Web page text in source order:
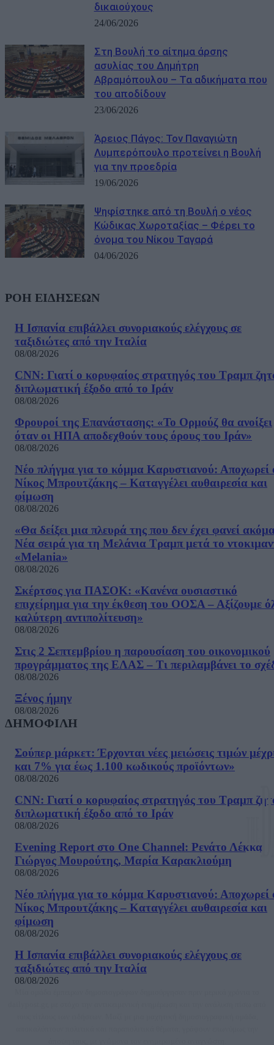
δικαιούχους
24/06/2026
Στη Βουλή το αίτημα άρσης
ασυλίας του Δημήτρη
Αβραμόπουλου – Τα αδικήματα που
του αποδίδουν
23/06/2026
Άρειος Πάγος: Τον Παναγιώτη
Λυμπερόπουλο προτείνει η Βουλή
για την προεδρία
19/06/2026
Ψηφίστηκε από τη Βουλή ο νέος
Κώδικας Χωροταξίας – Φέρει το
όνομα του Νίκου Ταγαρά
04/06/2026
ΡΟΗ ΕΙΔΗΣΕΩΝ
Η Ισπανία επιβάλλει συνοριακούς ελέγχους σε
ταξιδιώτες από την Ιταλία
08/08/2026
CNN: Γιατί ο κορυφαίος στρατηγός του Τραμπ
διπλωματική έξοδο από το Ιράν
08/08/2026
Φρουροί της Επανάστασης: «Το Ορμούζ θα ανοίξει
όταν οι ΗΠΑ αποδεχθούν τους όρους του Ιράν»
08/08/2026
Νέο πλήγμα για το κόμμα Καρυστιανού: Αποχωρεί
Νίκος Μπρουτζάκης – Καταγγέλει αυθαιρεσία και
φίμωση
08/08/2026
«Θα δείξει μια πλευρά της που δεν έχει φανεί
Νέα σειρά για τη Μελάνια Τραμπ μετά το
«Melania»
08/08/2026
Σκέρτσος για ΠΑΣΟΚ: «Κανένα ουσιαστικό
επιχείρημα για την έκθεση του ΟΟΣΑ – Αξίζουμε
καλύτερη αντιπολίτευση»
08/08/2026
Στις 2 Σεπτεμβρίου η παρουσίαση του οικονομικού
προγράμματος της ΕΛΑΣ – Τι περιλαμβάνει το
08/08/2026
Ξένος ήμην
08/08/2026
ΔΗΜΟΦΙΛΗ
Σούπερ μάρκετ: Έρχονται νέες μειώσεις τιμών
και 7% για έως 1.100 κωδικούς προϊόντων»
08/08/2026
CNN: Γιατί ο κορυφαίος στρατηγός του Τραμπ
διπλωματική έξοδο από το Ιράν
08/08/2026
Evening Report στο One Channel: Ρενάτο Λέκκα,
Γιώργος Μουρούτης, Μαρία Καρακλιούμη
08/08/2026
Νέο πλήγμα για το κόμμα Καρυστιανού: Αποχωρεί
Νίκος Μπρουτζάκης – Καταγγέλει αυθαιρεσία και
φίμωση
08/08/2026
Η Ισπανία επιβάλλει συνοριακούς ελέγχους σε
ταξιδιώτες από την Ιταλία
08/08/2026